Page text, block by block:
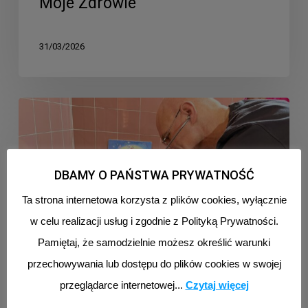
31/03/2026
Pomoc
świadczona
pielęgniarki
przekracza
DBAMY O PAŃSTWA PRYWATNOŚĆ
Ta strona internetowa korzysta z plików cookies, wyłącznie
w celu realizacji usług i zgodnie z Polityką Prywatności.
Pamiętaj, że samodzielnie możesz określić warunki
przechowywania lub dostępu do plików cookies w swojej
przeglądarce internetowej... Czytaj więcej